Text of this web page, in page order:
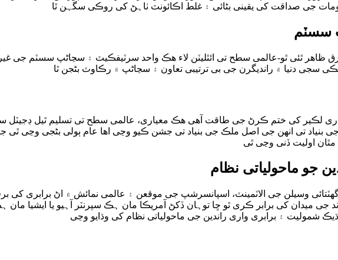
جی صداقت کی یقینی بڻائی ۽ غلط اڪائونٽ ٺاہڻ کی روڪی سگہن ٿا
سسٽم
ظاھر ٿئی ٿو-عالمی سطح تی ائٿلیٽن لاء ھڪ واحد سرٽیفڪیٽ ۽ سڃاڻپ سسٽم جی
سجی دنیا ۾ راندیگرن جی بی ترتیبی تعاون ۽ سڃاڻپ ۾ رڪاوٽ بڻجن ٿا
لڪیر کی ختم ڪرڻ جی طاقت آھی ھڪ معیاری، عالمی سطح تی تسلیم ٿیل ڊجیٽل
جی بنیاد تی انھن جی اصل ملڪ جی بنیاد تی جشن ڪیو وڃی اھا عام ٻولی بڻجی وڃی
اولیت ڏنی وڃی ٿی
جو ماحولیاتی نظام
وسیلن جی الاٽمینٽ، اسپانسرشپ جی موقعن ۽ عالمی نمائش ۾ اڻ برابری
جی میدان کی برابر ڪری ٿو ڇا توہان ڏکڻ آمریڪا مان ہڪ سپرنٽر آہیو یا ایشیا
شمولیت ۽ برابری واری راندین جی ماحولیاتی نظام کی وڌایو وڃی